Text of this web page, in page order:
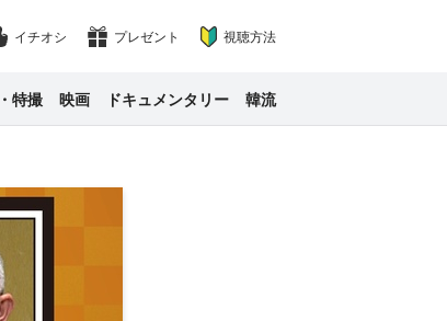
イチオシ プレゼント 視聴方法
特撮 映画 ドキュメンタリー 韓流